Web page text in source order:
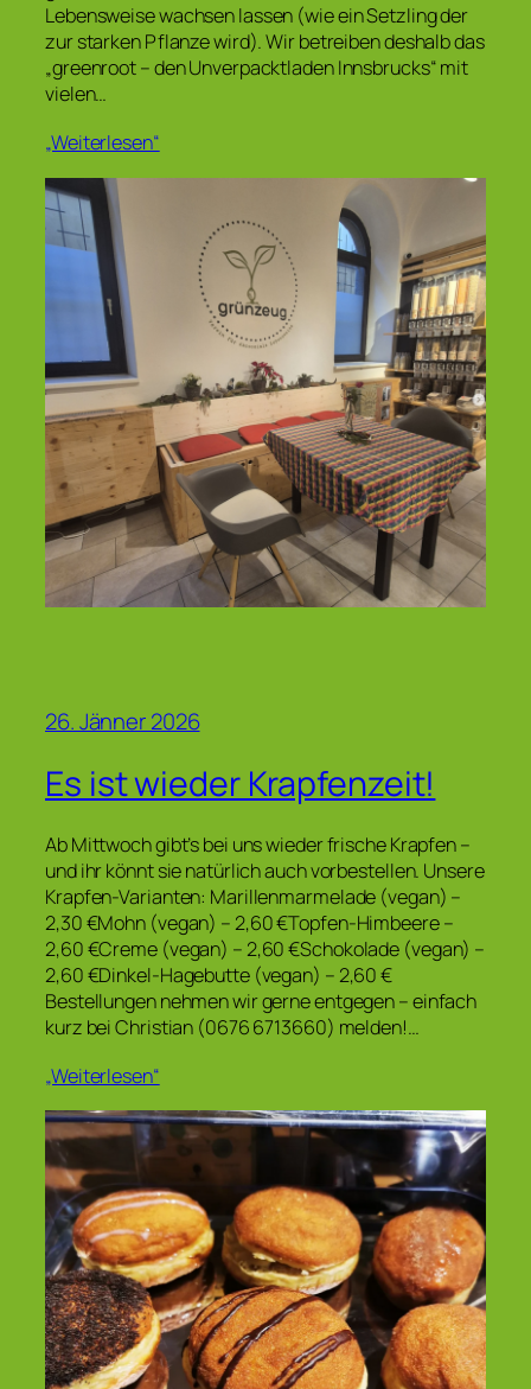
Lebensweise wachsen lassen (wie ein Setzling der
zur starken Pflanze wird). Wir betreiben deshalb das
„greenroot – den Unverpacktladen Innsbrucks“ mit
vielen…
„Weiterlesen“
26. Jänner 2026
Es ist wieder Krapfenzeit!
Ab Mittwoch gibt’s bei uns wieder frische Krapfen –
und ihr könnt sie natürlich auch vorbestellen. Unsere
Krapfen-Varianten: Marillenmarmelade (vegan) –
2,30 €Mohn (vegan) – 2,60 €Topfen-Himbeere –
2,60 €Creme (vegan) – 2,60 €Schokolade (vegan) –
2,60 €Dinkel-Hagebutte (vegan) – 2,60 €
Bestellungen nehmen wir gerne entgegen – einfach
kurz bei Christian (0676 6713660) melden!…
„Weiterlesen“